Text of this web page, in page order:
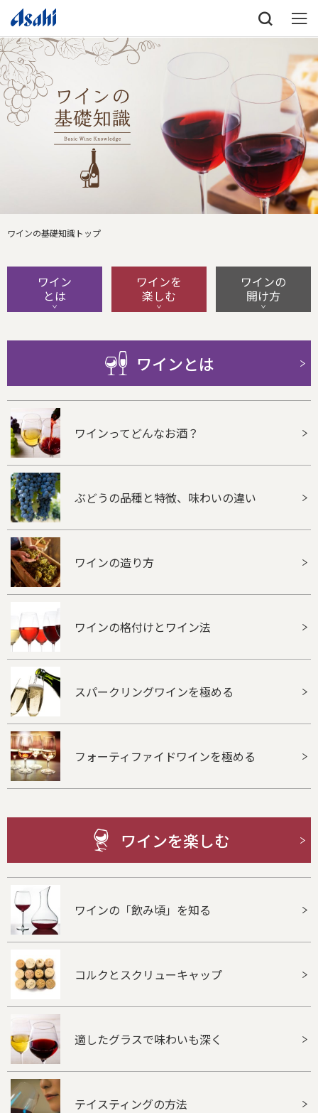
ワインの基礎知識トップ
ワイン
とは
ワインを
楽しむ
ワインの
開け方
ワインとは
ワインってどんなお酒？
ぶどうの品種と特徴、味わいの違い
ワインの造り方
ワインの格付けとワイン法
スパークリングワインを極める
フォーティファイドワインを極める
ワインを楽しむ
ワインの「飲み頃」を知る
コルクとスクリューキャップ
適したグラスで味わいも深く
テイスティングの方法